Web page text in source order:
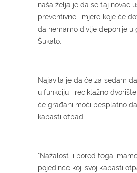
naša želja je da se taj novac
preventivne i mjere koje će
da nemamo divlje deponije u
Šukalo.
Najavila je da će za sedam
u funkciju i reciklažno
će građani moći besplatno
kabasti otpad.
"Nažalost, i pored toga
pojedince koji svoj kabasti